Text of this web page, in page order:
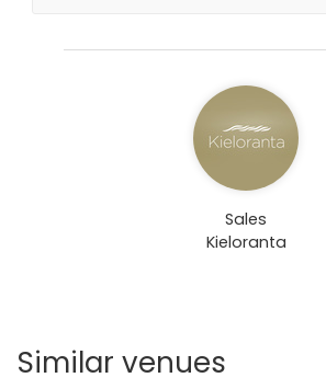
Sales
Kieloranta
Similar venues